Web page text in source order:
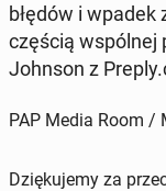
błędów i
częścią wspól­nej
Johnson z
PAP Media Room /
Dziękujemy za